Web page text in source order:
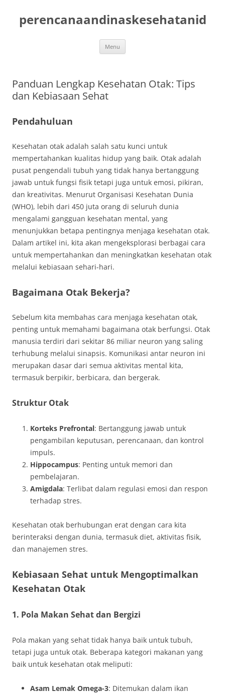
content
perencanaandinaskesehatanid
Menu
Panduan Lengkap Kesehatan Otak: Tips
dan Kebiasaan Sehat
Pendahuluan
Kesehatan otak adalah salah satu kunci untuk
mempertahankan kualitas hidup yang baik. Otak adalah
pusat pengendali tubuh yang tidak hanya bertanggung
jawab untuk fungsi fisik tetapi juga untuk emosi, pikiran,
dan kreativitas. Menurut Organisasi Kesehatan Dunia
(WHO), lebih dari 450 juta orang di seluruh dunia
mengalami gangguan kesehatan mental, yang
menunjukkan betapa pentingnya menjaga kesehatan otak.
Dalam artikel ini, kita akan mengeksplorasi berbagai cara
untuk mempertahankan dan meningkatkan kesehatan otak
melalui kebiasaan sehari-hari.
Bagaimana Otak Bekerja?
Sebelum kita membahas cara menjaga kesehatan otak,
penting untuk memahami bagaimana otak berfungsi. Otak
manusia terdiri dari sekitar 86 miliar neuron yang saling
terhubung melalui sinapsis. Komunikasi antar neuron ini
merupakan dasar dari semua aktivitas mental kita,
termasuk berpikir, berbicara, dan bergerak.
Struktur Otak
Korteks Prefrontal: Bertanggung jawab untuk
pengambilan keputusan, perencanaan, dan kontrol
impuls.
Hippocampus: Penting untuk memori dan
pembelajaran.
Amigdala: Terlibat dalam regulasi emosi dan respon
terhadap stres.
Kesehatan otak berhubungan erat dengan cara kita
berinteraksi dengan dunia, termasuk diet, aktivitas fisik,
dan manajemen stres.
Kebiasaan Sehat untuk Mengoptimalkan
Kesehatan Otak
1. Pola Makan Sehat dan Bergizi
Pola makan yang sehat tidak hanya baik untuk tubuh,
tetapi juga untuk otak. Beberapa kategori makanan yang
baik untuk kesehatan otak meliputi:
Asam Lemak Omega-3: Ditemukan dalam ikan